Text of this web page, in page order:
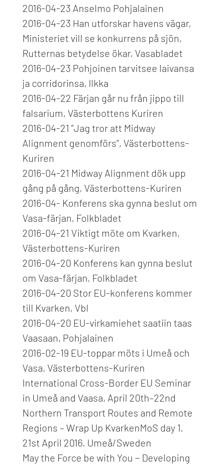
2016-04-23 Anselmo Pohjalainen
2016-04-23 Han utforskar havens vägar,
Ministeriet vill se konkurrens på sjön,
Rutternas betydelse ökar, Vasabladet
2016-04-23 Pohjoinen tarvitsee laivansa
ja corridorinsa, Ilkka
2016-04-22 Färjan går nu från jippo till
falsarium, Västerbottens Kuriren
2016-04-21 ”Jag tror att Midway
Alignment genomförs”, Västerbottens-
Kuriren
2016-04-21 Midway Alignment dök upp
gång på gång, Västerbottens-Kuriren
2016-04- Konferens ska gynna beslut om
Vasa-färjan, Folkbladet
2016-04-21 Viktigt möte om Kvarken,
Västerbottens-Kuriren
2016-04-20 Konferens kan gynna beslut
om Vasa-färjan, Folkbladet
2016-04-20 Stor EU-konferens kommer
till Kvarken, Vbl
2016-04-20 EU-virkamiehet saatiin taas
Vaasaan, Pohjalainen
2016-02-19 EU-toppar möts i Umeå och
Vasa, Västerbottens-Kuriren
International Cross-Border EU Seminar
in Umeå and Vaasa, April 20th–22nd
Northern Transport Routes and Remote
Regions – Wrap Up KvarkenMoS day 1,
21st April 2016, Umeå/Sweden
May the Force be with You − Developing